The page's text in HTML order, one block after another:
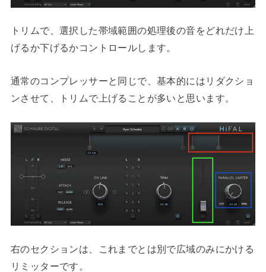
トリムで、選択した帯域範囲の処理後の音をどれだけ上
げるか下げるかコントロールします。
通常のコンプレッサーと同じで、基本的にはリダクショ
ンさせて、トリムで上げることが多いと思います。
右のセクションは、これまでとは別で広域のみにかける
リミッターです。